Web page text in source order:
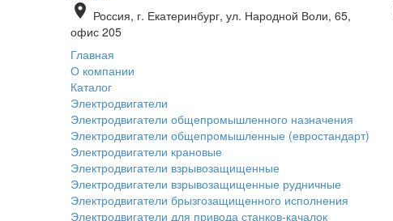
place Россия, г. Екатеринбург, ул. Народной Воли, 65,
офис 205
Главная
О компании
Каталог
Электродвигатели
Электродвигатели общепромышленного назначения
Электродвигатели общепромышленные (евростандарт)
Электродвигатели крановые
Электродвигатели взрывозащищенные
Электродвигатели взрывозащищенные рудничные
Электродвигатели брызгозащищенного исполнения
Электродвигатели для привода станков-качалок